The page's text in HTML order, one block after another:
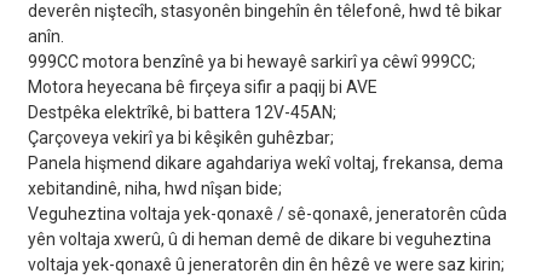
deverên niştecîh, stasyonên bingehîn ên têlefonê, hwd tê bikar
anîn.
999CC motora benzînê ya bi hewayê sarkirî ya cêwî 999CC;
Motora heyecana bê firçeya sifir a paqij bi AVE
Destpêka elektrîkê, bi battera 12V-45AN;
Çarçoveya vekirî ya bi kêşikên guhêzbar;
Panela hişmend dikare agahdariya wekî voltaj, frekansa, dema
xebitandinê, niha, hwd nîşan bide;
Veguheztina voltaja yek-qonaxê / sê-qonaxê, jeneratorên cûda
yên voltaja xwerû, û di heman demê de dikare bi veguheztina
voltaja yek-qonaxê û jeneratorên din ên hêzê ve were saz kirin;